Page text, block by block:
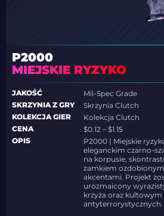
P2000
MIEJSKIE RYZYKO
JAKOŚĆ
Mil-Spec Grade
SKRZYNIA Z GRY
Skrzynia Clutch
KOLEKCJA GIER
Kolekcja Clutch
CENA
$0.12 – $1.15
OPIS
P2000 | Miejskie
eleganckim czarno-
na korpusie,
zamkiem
akcentami. Projekt
urozmaicony
krzyża oraz
antyterrorystycznych.